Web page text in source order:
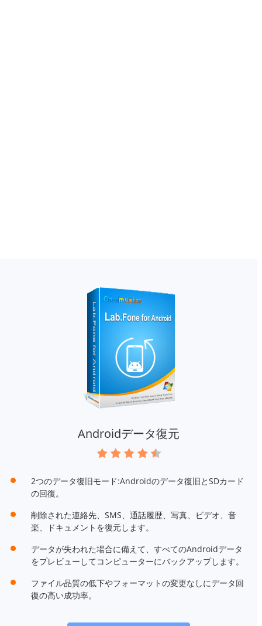
Androidデータ復元
2つのデータ復旧モード:Androidのデータ復旧とSDカード
の回復。
削除された連絡先、SMS、通話履歴、写真、ビデオ、音
楽、ドキュメントを復元します。
データが失われた場合に備えて、すべてのAndroidデータ
をプレビューしてコンピューターにバックアップします。
ファイル品質の低下やフォーマットの変更なしにデータ回
復の高い成功率。